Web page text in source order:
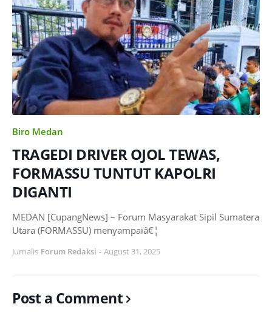
Biro Medan
TRAGEDI DRIVER OJOL TEWAS,
FORMASSU TUNTUT KAPOLRI
DIGANTI
MEDAN [CupangNews] – Forum Masyarakat Sipil Sumatera
Utara (FORMASSU) menyampaiâ€¦
Jurnalis Forum Redaksi - August 31, 2025
Post a Comment